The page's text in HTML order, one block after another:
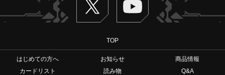
TOP
はじめての方へ お知らせ
商品情報
カードリスト
読み物
Q&A